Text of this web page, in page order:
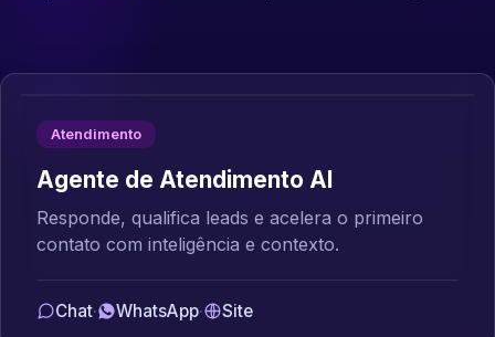
Atendimento
Agente de Atendimento AI
Responde, qualifica leads e acelera o primeiro
contato com inteligência e contexto.
Chat· WhatsApp· Site